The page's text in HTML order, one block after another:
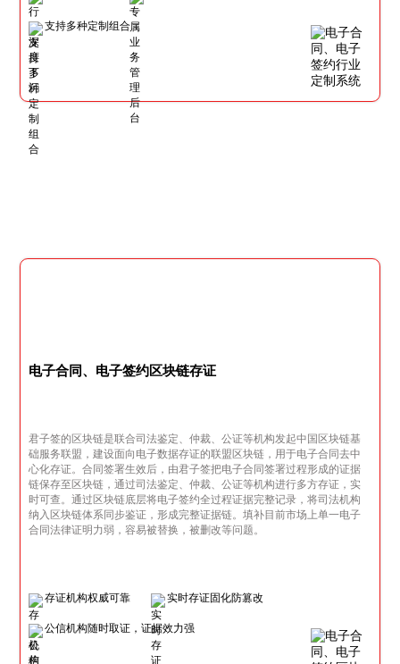
支持多种定制组合
电子合同、电子签约区块链存证
君子签的区块链是联合司法鉴定、仲裁、公证等机构发起中国区块链基
础服务联盟，建设面向电子数据存证的联盟区块链，用于电子合同去中
心化存证。合同签署生效后，由君子签把电子合同签署过程形成的证据
链保存至区块链，通过司法鉴定、仲裁、公证等机构进行多方存证，实
时可查。通过区块链底层将电子签约全过程证据完整记录，将司法机构
纳入区块链体系同步鉴证，形成完整证据链。填补目前市场上单一电子
合同法律证明力弱，容易被替换，被删改等问题。
存证机构权威可靠 实时存证固化防篡改
公信机构随时取证，证据效力强